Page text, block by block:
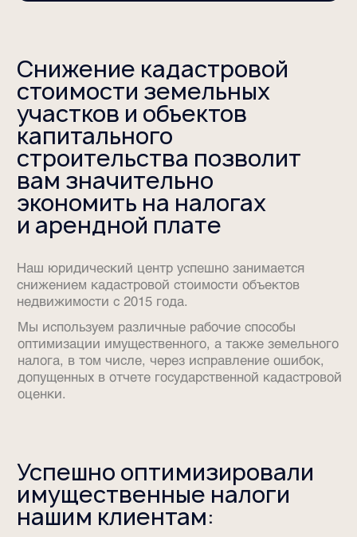
оптимизации имущественного, а также земельного
налога, в том числе, через исправление ошибок,
допущенных в отчете государственной кадастровой
оценки.
Успешно оптимизировали
имущественные налоги
нашим клиентам: